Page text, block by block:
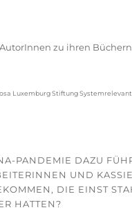
zu ihren Büchern
Luxemburg Stiftung
PANDEMIE DAZU
UND
DIE EINST
HATTEN?